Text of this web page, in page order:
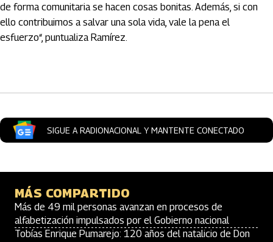
de forma comunitaria se hacen cosas bonitas. Además, si con
ello contribuimos a salvar una sola vida, vale la pena el
esfuerzo“, puntualiza Ramírez.
SIGUE A RADIONACIONAL Y MANTENTE CONECTADO
MÁS COMPARTIDO
Más de 49 mil personas avanzan en procesos de
alfabetización impulsados por el Gobierno nacional
Tobías Enrique Pumarejo: 120 años del natalicio de Don